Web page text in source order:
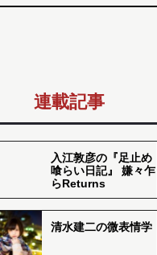
連載記事
入江敦彦の『足止め
喰らい日記』 嫌々乍
らReturns
清水建二の微表情学